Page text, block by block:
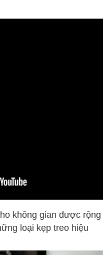
không gian được rộng
loại kẹp treo hiệu